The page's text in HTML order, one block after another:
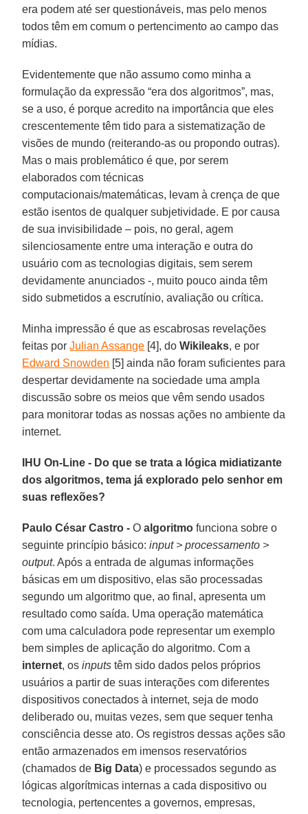
era podem até ser questionáveis, mas pelo menos
todos têm em comum o pertencimento ao campo das
mídias.
Evidentemente que não assumo como minha a
formulação da expressão “era dos algoritmos”, mas,
se a uso, é porque acredito na importância que eles
crescentemente têm tido para a sistematização de
visões de mundo (reiterando-as ou propondo outras).
Mas o mais problemático é que, por serem
elaborados com técnicas
computacionais/matemáticas, levam à crença de que
estão isentos de qualquer subjetividade. E por causa
de sua invisibilidade – pois, no geral, agem
silenciosamente entre uma interação e outra do
usuário com as tecnologias digitais, sem serem
devidamente anunciados -, muito pouco ainda têm
sido submetidos a escrutínio, avaliação ou crítica.
Minha impressão é que as escabrosas revelações
feitas porJulian Assange [4], doWikileaks, e por
Edward Snowden [5] ainda não foram suficientes para
despertar devidamente na sociedade uma ampla
discussão sobre os meios que vêm sendo usados
para monitorar todas as nossas ações no ambiente da
internet.
IHU On-Line - Do que se trata a lógica midiatizante
dos algoritmos, tema já explorado pelo senhor em
suas reflexões?
Paulo César Castro - Oalgoritmo funciona sobre o
seguinte princípio básico:input > processamento >
output. Após a entrada de algumas informações
básicas em um dispositivo, elas são processadas
segundo um algoritmo que, ao final, apresenta um
resultado como saída. Uma operação matemática
com uma calculadora pode representar um exemplo
bem simples de aplicação do algoritmo. Com a
internet, osinputs têm sido dados pelos próprios
usuários a partir de suas interações com diferentes
dispositivos conectados à internet, seja de modo
deliberado ou, muitas vezes, sem que sequer tenha
consciência desse ato. Os registros dessas ações são
então armazenados em imensos reservatórios
(chamados de Big Data) e processados segundo as
lógicas algorítmicas internas a cada dispositivo ou
tecnologia, pertencentes a governos, empresas,